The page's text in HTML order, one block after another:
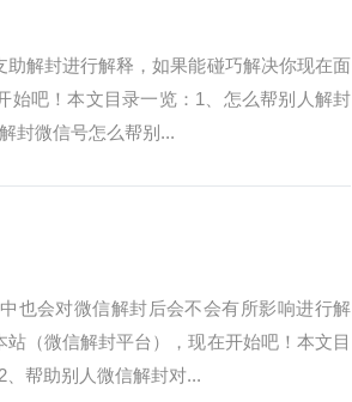
解封进行解释，如果能碰巧解决你现在面
始吧！本文目录一览：1、怎么帮别人解封
封微信号怎么帮别...
也会对微信解封后会不会有所影响进行解
（微信解封平台），现在开始吧！本文目
帮助别人微信解封对...